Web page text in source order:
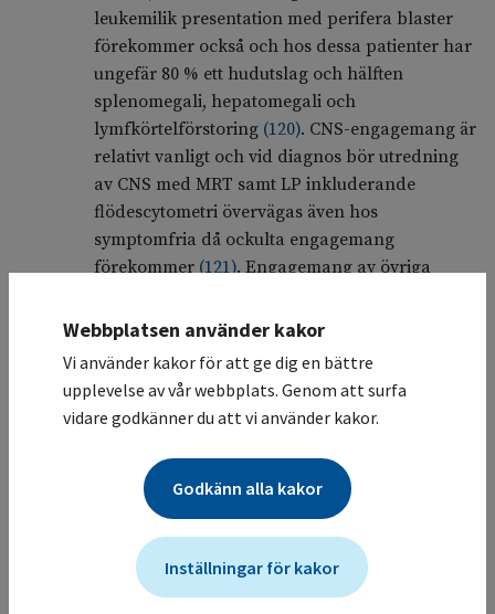
leukemilik presentation med perifera blaster
förekommer också och hos dessa patienter har
ungefär 80 % ett hudutslag och hälften
splenomegali, hepatomegali och
lymfkörtelförstoring (120). CNS-engagemang är
relativt vanligt och vid diagnos bör utredning
av CNS med MRT samt LP inkluderande
flödescytometri övervägas även hos
symptomfria då ockulta engagemang
förekommer(121). Engagemang av övriga
är BPDCN en mycket allvarlig form av
blodcancer (medianöverlevnad 12-16 månader)
120
kan lokal strålbehandling initialt ge effekt, men
det kan endast rekommenderas till patienter
som ej är lämpade för induktionskemoterapi,
detta p.g.a. den höga risken för systemiska
recidiv
119). Baserat på retrospektiva studier
förefaller ALL-liknande behandlingsprotokoll
Webbplatsen använder kakor
Vi använder kakor för att ge dig en bättre
upplevelse av vår webbplats. Genom att surfa
vidare godkänner du att vi använder kakor.
Godkänn alla kakor
Inställningar för kakor